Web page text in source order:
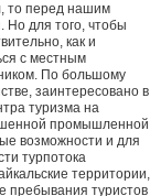
то перед нашим
Но для того, чтобы
как и
с местным
По большому
заинтересовано в
туризма на
промышленной
возможности и для
турпотока
территории,
пребывания туристов